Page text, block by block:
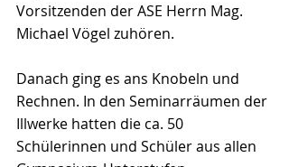
Vorsitzenden der ASE Herrn Mag.
Michael Vögel zuhören.
Danach ging es ans Knobeln und
Rechnen. In den Seminarräumen der
Illwerke hatten die ca. 50
Schülerinnen und Schüler aus allen